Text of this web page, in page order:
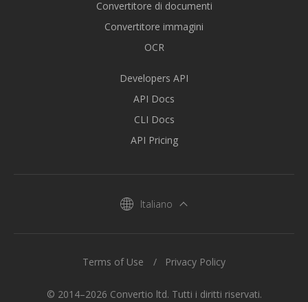
Convertitore di documenti
Convertitore immagini
OCR
Developers API
API Docs
CLI Docs
API Pricing
Italiano
© 2014–2026 Convertio ltd. Tutti i diritti riservati.
Terms of Use Privacy Policy